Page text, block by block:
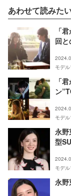
あわせて読みた
「
回
モデル
「
ン
モデル
永野
型
モデル
永野